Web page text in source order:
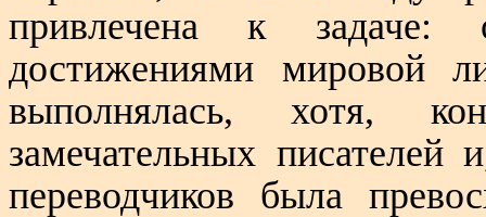
привлечена к задаче:
достижениями мировой
выполнялась, хотя,
замечательных
переводчиков была